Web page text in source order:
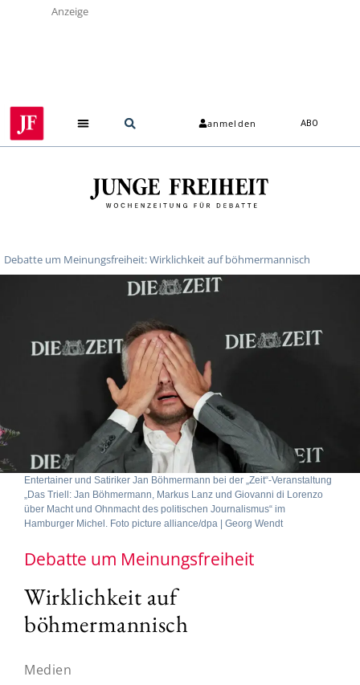
Anzeige
anmelden ABO
Debatte um Meinungsfreiheit: Wirklichkeit auf böhmermannisch
Entertainer und Satiriker Jan Böhmermann bei der „Zeit“-Veranstaltung
„Das Triell: Jan Böhmermann, Markus Lanz und Giovanni di Lorenzo
über Macht und Ohnmacht des politischen Journalismus“ im
Hamburger Michel. Foto picture alliance/dpa | Georg Wendt
Debatte um Meinungsfreiheit
Wirklichkeit auf
böhmermannisch
Medien